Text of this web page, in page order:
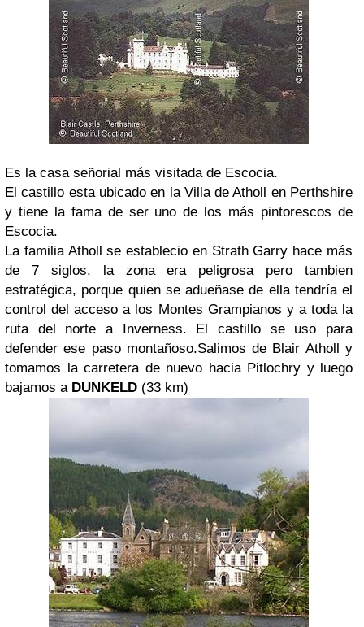
Es la casa señorial más visitada de Escocia.
El castillo esta ubicado en la Villa de Atholl en Perthshire
y tiene la fama de ser uno de los más pintorescos de
Escocia.
La familia Atholl se establecio en Strath Garry hace más
de 7 siglos, la zona era peligrosa pero tambien
estratégica, porque quien se adueñase de ella tendría el
control del acceso a los Montes Grampianos y a toda la
ruta del norte a Inverness. El castillo se uso para
defender ese paso montañoso.Salimos de Blair Atholl y
tomamos la carretera de nuevo hacia Pitlochry y luego
bajamos a DUNKELD (33 km)